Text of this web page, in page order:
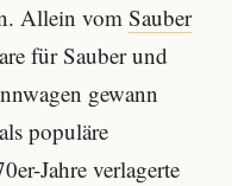
Allein vom Sauber
für Sauber und
gewann
populäre
Jahre verlagerte